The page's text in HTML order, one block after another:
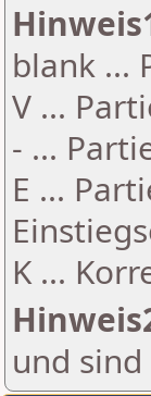
blank ...
V ...
- ...
E ...
K ...
und